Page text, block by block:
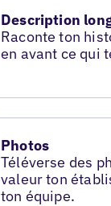
Description
Raconte ton
en avant ce qui
Photos
Téléverse des
valeur ton
ton équipe.